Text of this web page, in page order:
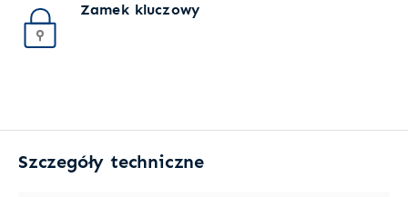
Zamek kluczowy
Szczegóły techniczne